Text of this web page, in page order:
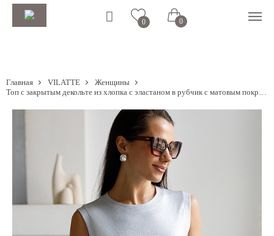
0 0
Главная VILATTE
Женщины
Топ с закрытым декольте из хлопка с эластаном в рубчик с матовым покрытием металлик